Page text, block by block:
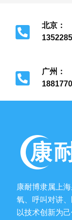
北京：
广州：
康耐博隶属上
氧、呼叫对讲
以技术创新为